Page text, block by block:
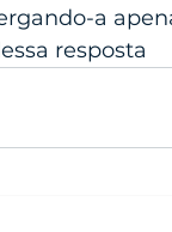
a
resposta